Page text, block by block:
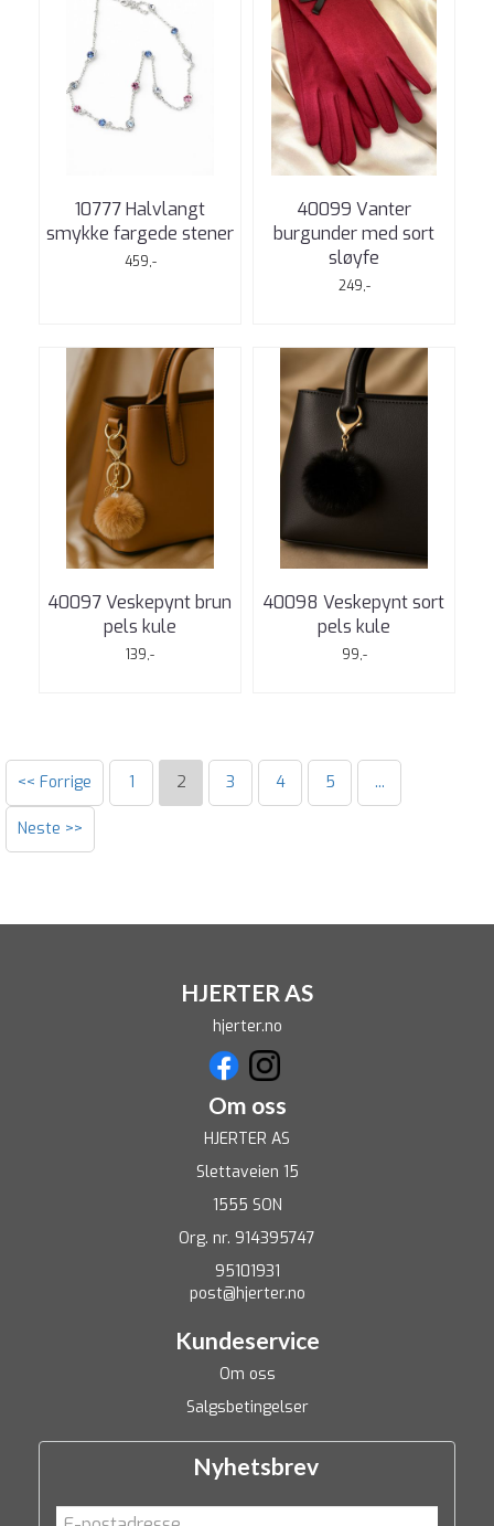
10777 Halvlangt
smykke fargede stener
459,-
40099 Vanter
burgunder med sort
sløyfe
249,-
40097 Veskepynt brun
pels kule
139,-
40098 Veskepynt sort
pels kule
99,-
<< Forrige 1 2 3 4 5 ...
Neste >>
HJERTER AS
hjerter.no
Om oss
HJERTER AS
Slettaveien 15
1555 SON
Org. nr. 914395747
95101931
post@hjerter.no
Kundeservice
Om oss
Salgsbetingelser
Nyhetsbrev